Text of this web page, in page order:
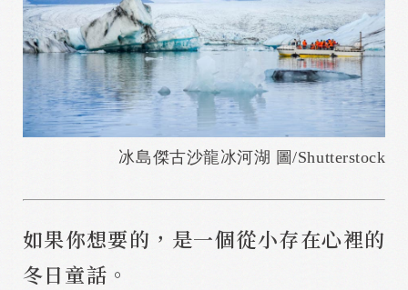
冰島傑古沙龍冰河湖 圖/Shutterstock
如果你想要的，是一個從小存在心裡的
冬日童話。